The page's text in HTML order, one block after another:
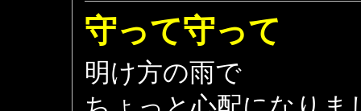
守って守って
明け方の雨で